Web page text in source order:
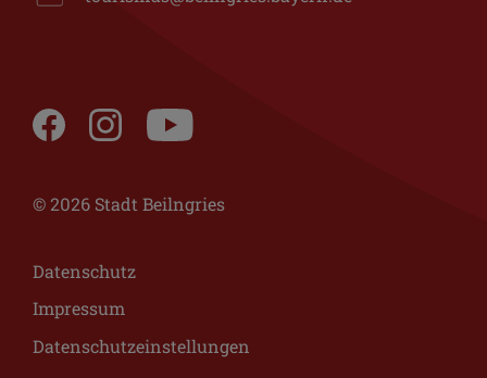
© 2026 Stadt Beilngries
Datenschutz
Impressum
Datenschutzeinstellungen